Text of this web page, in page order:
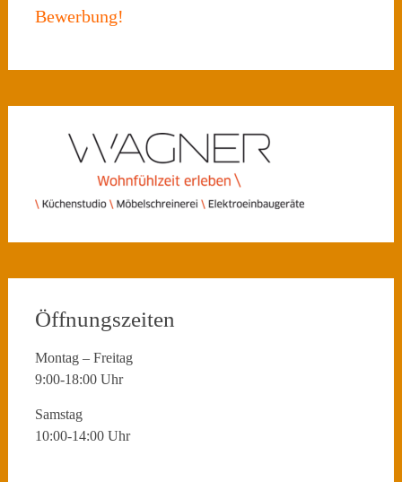
Bewerbung!
Öffnungszeiten
Montag – Freitag
9:00-18:00 Uhr
Samstag
10:00-14:00 Uhr